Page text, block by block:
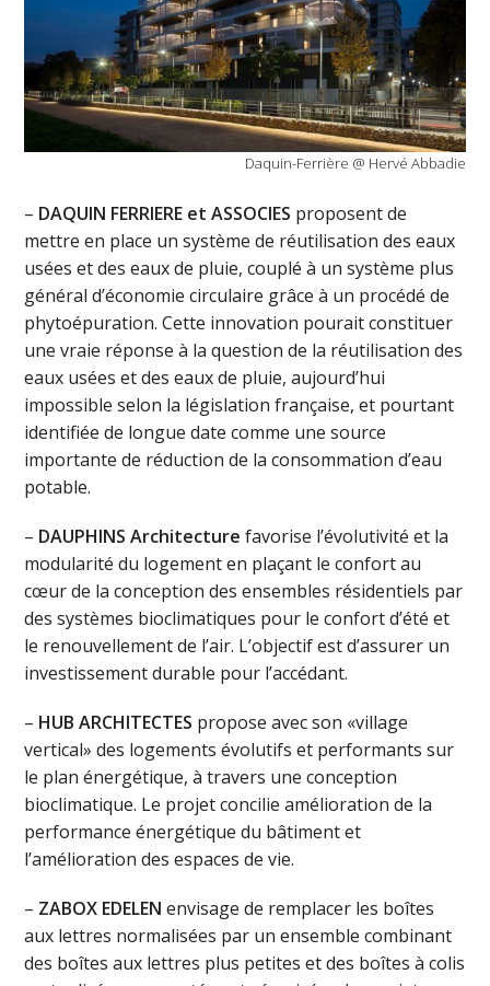
Daquin-Ferrière @ Hervé Abbadie
– DAQUIN FERRIERE et ASSOCIES proposent de
mettre en place un système de réutilisation des eaux
usées et des eaux de pluie, couplé à un système plus
général d’économie circulaire grâce à un procédé de
phytoépuration. Cette innovation pourait constituer
une vraie réponse à la question de la réutilisation des
eaux usées et des eaux de pluie, aujourd’hui
impossible selon la législation française, et pourtant
identifiée de longue date comme une source
importante de réduction de la consommation d’eau
potable.
– DAUPHINS Architecture favorise l’évolutivité et la
modularité du logement en plaçant le confort au
cœur de la conception des ensembles résidentiels par
des systèmes bioclimatiques pour le confort d’été et
le renouvellement de l’air. L’objectif est d’assurer un
investissement durable pour l’accédant.
– HUB ARCHITECTES propose avec son «village
vertical» des logements évolutifs et performants sur
le plan énergétique, à travers une conception
bioclimatique. Le projet concilie amélioration de la
performance énergétique du bâtiment et
l’amélioration des espaces de vie.
– ZABOX EDELEN envisage de remplacer les boîtes
aux lettres normalisées par un ensemble combinant
des boîtes aux lettres plus petites et des boîtes à colis